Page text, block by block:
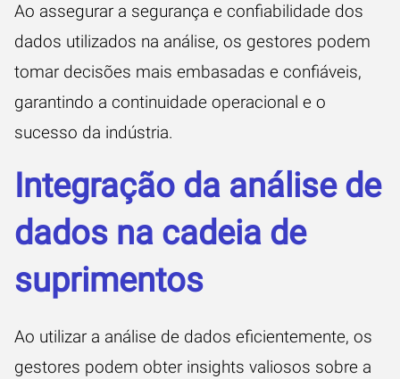
Ao assegurar a segurança e confiabilidade dos
dados utilizados na análise, os gestores podem
tomar decisões mais embasadas e confiáveis,
garantindo a continuidade operacional e o
sucesso da indústria.
Integração da análise de
dados na cadeia de
suprimentos
Ao utilizar a análise de dados eficientemente, os
gestores podem obter insights valiosos sobre a